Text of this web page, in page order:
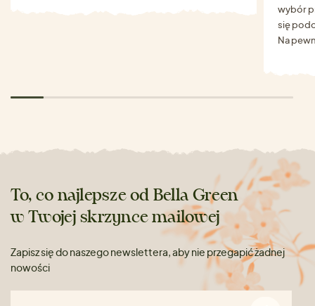
wybór
się
Na
To, co najlepsze od Bella Green
w Twojej skrzynce mailowej
Zapisz się do naszego newslettera, aby nie przegapić żadnej
nowości